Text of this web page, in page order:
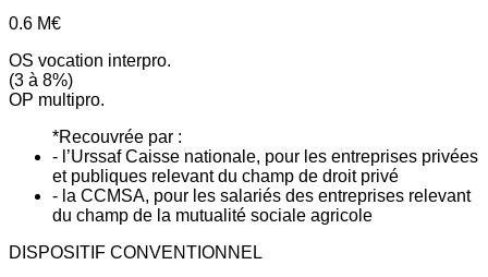
0.6 M€
OS vocation interpro.
(3 à 8%)
OP multipro.
*Recouvrée par :
- l’Urssaf Caisse nationale, pour les entreprises privées
et publiques relevant du champ de droit privé
- la CCMSA, pour les salariés des entreprises relevant
du champ de la mutualité sociale agricole
DISPOSITIF CONVENTIONNEL